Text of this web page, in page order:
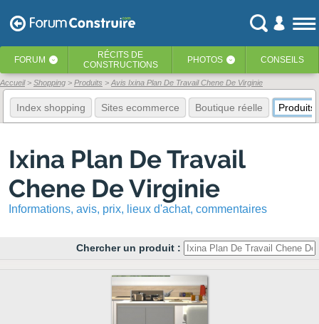
FORUM ‹ RÉCITS DE
CONSTRUCTIONS
PHOTOS ‹ CONSEILS
Accueil Shopping Produits Avis Ixina Plan De Travail Chene De Virginie
Index shopping Sites ecommerce Boutique réelle Produits
Ixina Plan De Travail
Chene De Virginie
Informations, avis, prix, lieux d'achat, commentaires
Chercher un produit :